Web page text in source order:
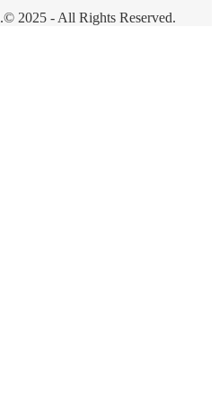
© 2025 - All Rights Reserved.
.